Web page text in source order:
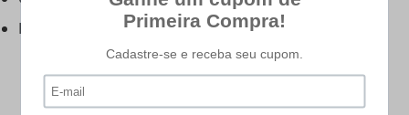
Peso: 3,108kg